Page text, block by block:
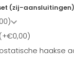
(zij-
haakse